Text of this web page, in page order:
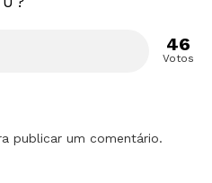
46
Votos
publicar um comentário.